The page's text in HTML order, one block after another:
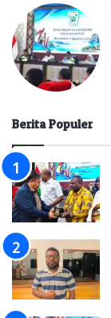
Berita Populer